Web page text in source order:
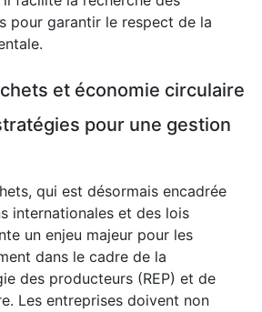
pour garantir le respect de la
et économie circulaire
pour une gestion
qui est désormais encadrée
internationales et des lois
un enjeu majeur pour les
dans le cadre de la
des producteurs (REP) et de
Les entreprises doivent non